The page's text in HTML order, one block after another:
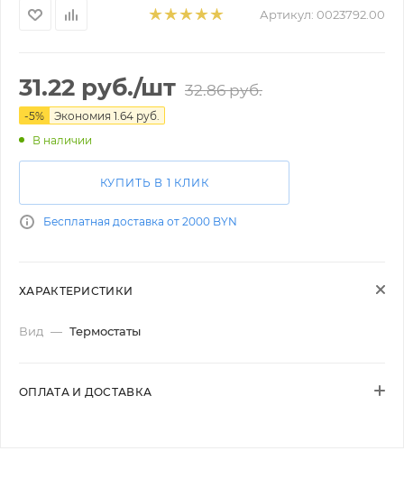
Артикул: 0023792.00
31.22 руб./шт 32.86руб.
-5% Экономия 1.64 руб.
В наличии
КУПИТЬ В 1 КЛИК
Бесплатная доставка от 2000 BYN
ХАРАКТЕРИСТИКИ
Вид — Термостаты
ОПЛАТА И ДОСТАВКА